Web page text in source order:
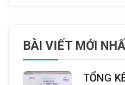
BÀI VIẾT MỚI
TỔNG